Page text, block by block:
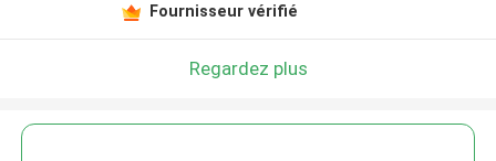
Fournisseur vérifié
Regardez plus